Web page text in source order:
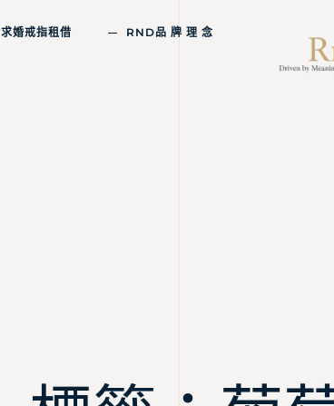
求婚戒指租借 RND品 牌 理 念